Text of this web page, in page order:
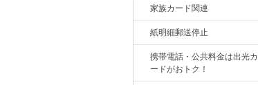
家族カード関連
紙明細郵送停止
携帯電話・公共料金は出光カ
ードがおトク！